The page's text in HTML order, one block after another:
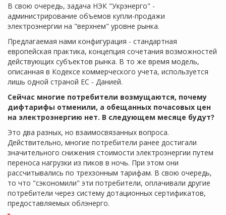
В свою очередь, задача НЭК "Укрэнерго" -
администрирование объемов купли-продажи
электроэнергии на "верхнем" уровне рынка.
Предлагаемая нами конфигурация - стандартная
европейская практика, концепция сочетания возможностей
действующих субъектов рынка. В то же время модель,
описанная в Кодексе коммерческого учета, используется
лишь одной страной ЕС - Данией.
Сейчас многие потребители возмущаются, почему
дифтарифы отменили, а обещанных почасовых цен
на электроэнергию нет. В следующем месяце будут?
Это два разных, но взаимосвязанных вопроса.
Действительно, многие потребители ранее достигали
значительного снижения стоимости электроэнергии путем
переноса нагрузки из пиков в ночь. При этом они
рассчитывались по трехзонным тарифам. В свою очередь,
то что "сэкономили" эти потребители, оплачивали другие
потребители через систему дотационных сертификатов,
предоставляемых облэнерго.